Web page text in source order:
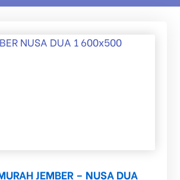
JEMBER – NUSA DUA